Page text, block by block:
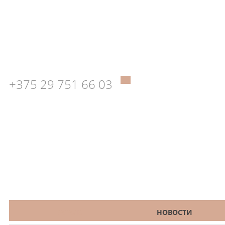
+375 29 751 66 03
НОВОСТИ